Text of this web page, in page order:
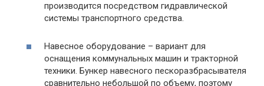
производится посредством гидравлической
системы транспортного средства.
Навесное оборудование – вариант для
оснащения коммунальных машин и тракторной
техники. Бункер навесного пескоразбрасывателя
сравнительно небольшой по объему, поэтому